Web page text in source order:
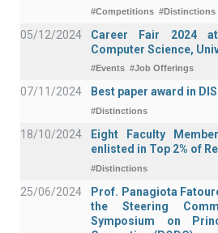
#Competitions #Distinctions
05/12/2024
Career Fair 2024
Computer Science,
#Events #Job Offerings
07/11/2024 Best paper award in
#Distinctions
18/10/2024
Eight Faculty
enlisted in Top 2% of
#Distinctions
25/06/2024
Prof. Panagiota
the Steering
Symposium on